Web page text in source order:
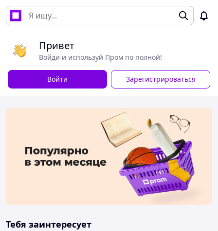
Привет
Войди и используй Пром по полной!
Войти Зарегистрироваться
Тебя заинтересует